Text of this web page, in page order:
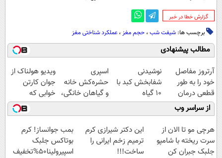
‌گزارش خطا در خبر
برچسب ها: شیفت شب ، حجم مغز ، عملکرد شناختی مغز
مطالب پیشنهادی
آرتروز مفاصل
خود را به طور
قطعی درمان
کنید!
◗پرسش‌نامه◖
نوشیدنی
شفابخش کبد با
10 گیاه
موثر(تخفیف تا
امشب)
اسپری
حشره‌کش خانه
و گیاهان خانگی،
نابودکننده انواع
حشرات خانگی و
آفات
ویدیو هولناک از
جوان کارتن
خوابی که
میلیاردر شد.
آموزش رایگان
از سراسر وب
هرچی مو تا الان از
سرت ریخته با شامپو
جلبک جبران کن
این دکتر شیرازی کرم
ترمیم زخم ایرانی را
ساخت!!!
بمب جوانساز! کرم
بوتاکس جلبک
اسپیرولینا50%تخفیف